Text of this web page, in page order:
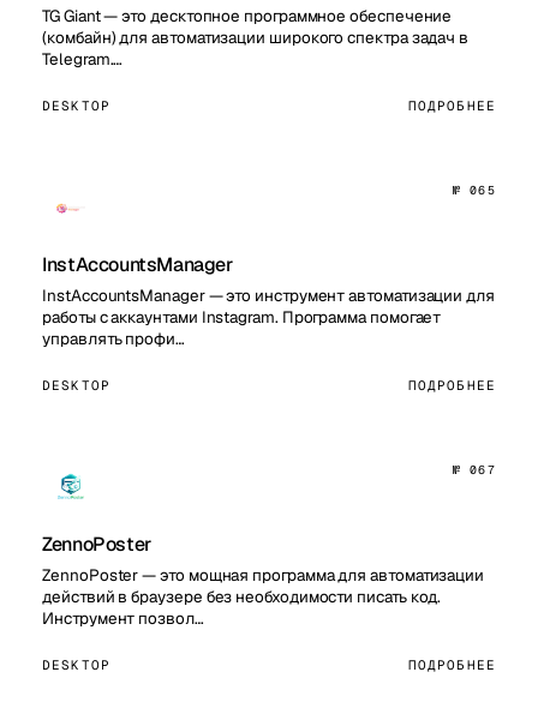
TG Giant — это десктопное программное обеспечение
(комбайн) для автоматизации широкого спектра задач в
Telegram.…
DESKTOP ПОДРОБНЕЕ
№ 065
InstAccountsManager
InstAccountsManager — это инструмент автоматизации для
работы с аккаунтами Instagram. Программа помогает
управлять профи…
DESKTOP ПОДРОБНЕЕ
№ 067
ZennoPoster
ZennoPoster — это мощная программа для автоматизации
действий в браузере без необходимости писать код.
Инструмент позвол…
DESKTOP ПОДРОБНЕЕ